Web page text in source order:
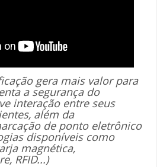
gera mais valor para
a segurança do
interação entre seus
além da
de ponto eletrônico
disponíveis como
magnética,
RFID...)